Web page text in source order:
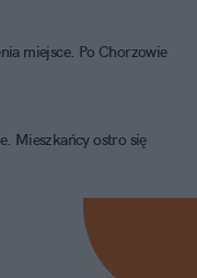
miejsce. Po Chorzowie
Mieszkańcy ostro się